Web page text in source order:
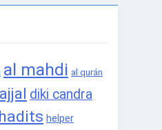
al mahdi al qurán
diki candra
hadits helper